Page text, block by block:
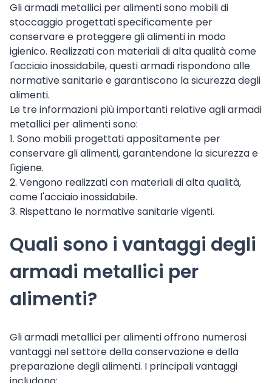
Gli armadi metallici per alimenti sono mobili di
stoccaggio progettati specificamente per
conservare e proteggere gli alimenti in modo
igienico. Realizzati con materiali di alta qualità come
l'acciaio inossidabile, questi armadi rispondono alle
normative sanitarie e garantiscono la sicurezza degli
alimenti.
Le tre informazioni più importanti relative agli armadi
metallici per alimenti sono:
1. Sono mobili progettati appositamente per
conservare gli alimenti, garantendone la sicurezza e
l'igiene.
2. Vengono realizzati con materiali di alta qualità,
come l'acciaio inossidabile.
3. Rispettano le normative sanitarie vigenti.
Quali sono i vantaggi degli
armadi metallici per
alimenti?
Gli armadi metallici per alimenti offrono numerosi
vantaggi nel settore della conservazione e della
preparazione degli alimenti. I principali vantaggi